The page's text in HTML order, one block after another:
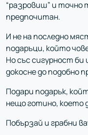
“разровиш” и точно
предпочитан.
И не на последно
подаръци, който
Но със сигурност би
докосне до подобно
Подари подарък,
нещо готино, което
Побързай и грабни